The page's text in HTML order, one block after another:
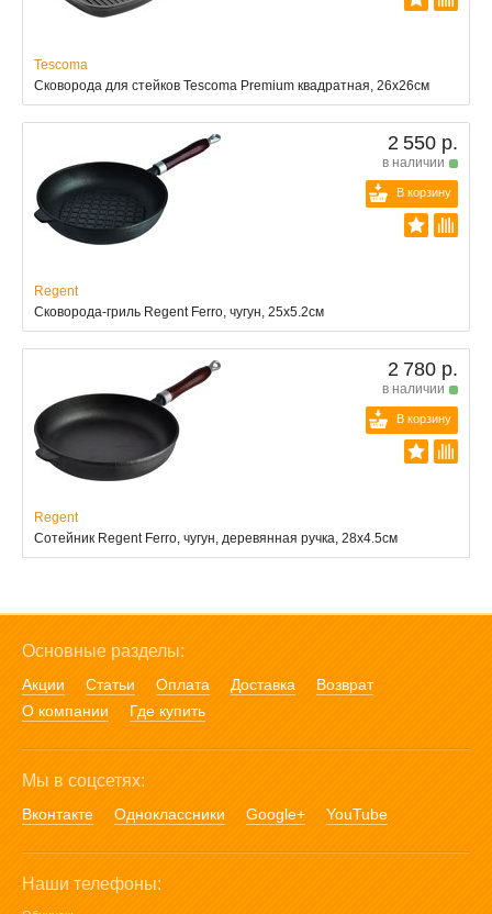
Tescoma
Сковорода для стейков Tescoma Premium квадратная, 26x26см
2 550 р.
в наличии
В корзину
Regent
Сковорода-гриль Regent Ferro, чугун, 25x5.2см
2 780 р.
в наличии
В корзину
Regent
Сотейник Regent Ferro, чугун, деревянная ручка, 28x4.5см
Основные разделы:
Акции Статьи Оплата Доставка
Возврат
О компании
Где купить
Мы в соцсетях:
Вконтакте Одноклассники Google+ YouTube
Наши телефоны: